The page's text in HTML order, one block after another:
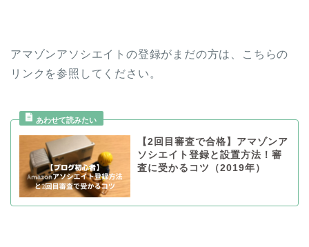
アマゾンアソシエイトの登録がまだの方は、こちらの
リンクを参照してください。
【2回目審査で合格】アマゾンア
ソシエイト登録と設置方法！審
査に受かるコツ（2019年）